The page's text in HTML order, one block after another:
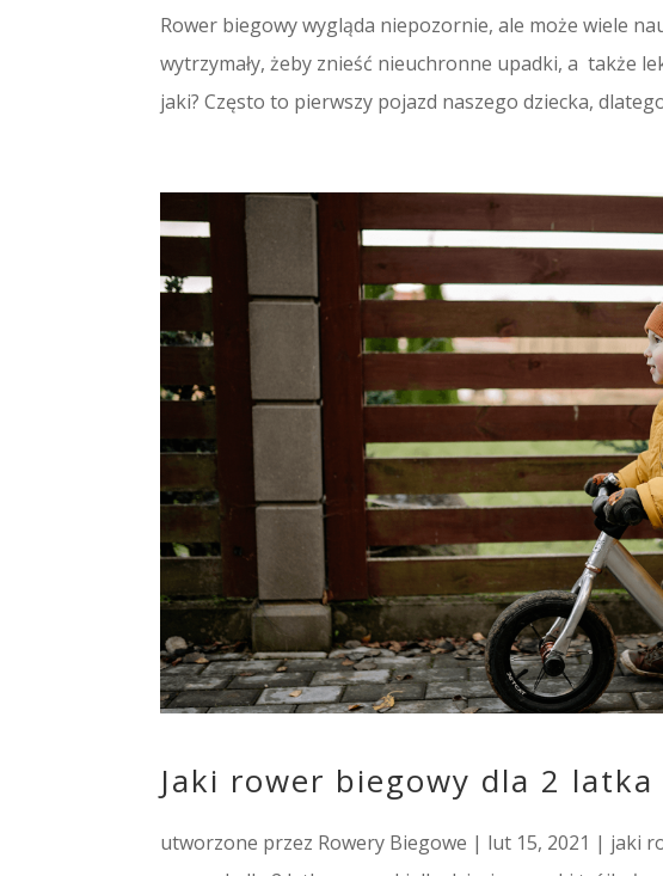
Rower biegowy wygląda niepozornie, ale może wiele
wytrzymały, żeby znieść nieuchronne upadki, a także
jaki? Często to pierwszy pojazd naszego dziecka,
Jaki rower biegowy dla 2 latka
utworzone przez Rowery Biegowe | lut 15, 2021 | jaki